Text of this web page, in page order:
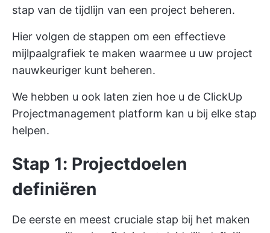
stap van de tijdlijn van een project beheren.
Hier volgen de stappen om een effectieve
mijlpaalgrafiek te maken waarmee u uw project
nauwkeuriger kunt beheren.
We hebben u ook laten zien hoe u de ClickUp
Projectmanagement platform kan u bij elke stap
helpen.
Stap 1: Projectdoelen
definiëren
De eerste en meest cruciale stap bij het maken